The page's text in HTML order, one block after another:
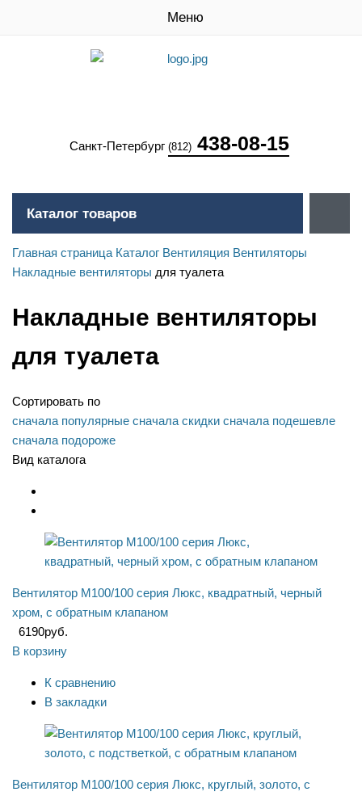
Меню
Санкт-Петербург (812) 438-08-15
Каталог товаров
Главная страница Каталог Вентиляция Вентиляторы
Накладные вентиляторы для туалета
Накладные вентиляторы
для туалета
Сортировать по
сначала популярные сначала скидки сначала подешевле
сначала подороже
Вид каталога
Вентилятор М100/100 серия Люкс, квадратный, черный
хром, с обратным клапаном
6190руб.
В корзину
К сравнению
В закладки
Вентилятор М100/100 серия Люкс, круглый, золото, с